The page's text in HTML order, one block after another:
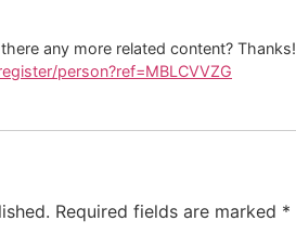
any more related content? Thanks!
person?ref=MBLCVVZG
Required fields are marked *